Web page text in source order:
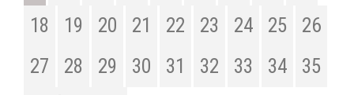
18
19 20 21 22 23 24 25
26
27
28 29 30 31 32 33 34
35